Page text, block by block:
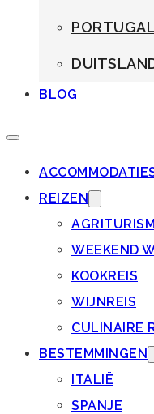
PORTUGAL
BLOG
REIZEN
WEEKEND
KOOKREIS
WIJNREIS
CULINAIRE
BESTEMMINGEN
ITALIË
SPANJE